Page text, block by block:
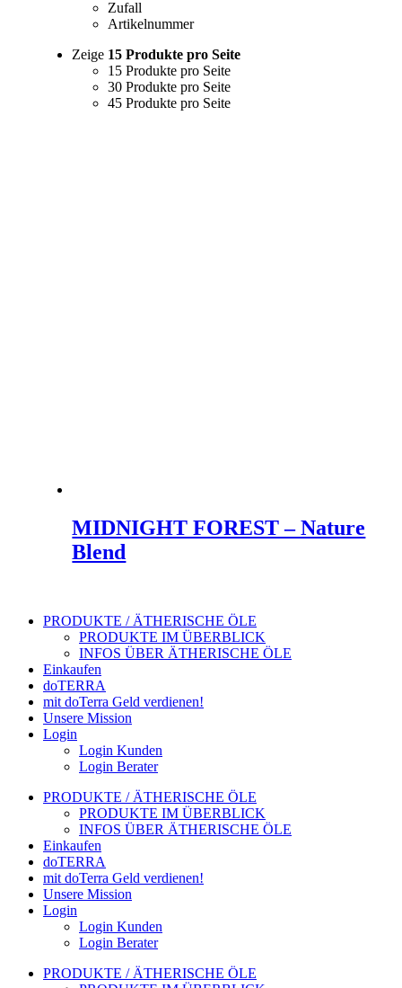
Zufall
Artikelnummer
Zeige 15 Produkte pro Seite
15 Produkte pro Seite
30 Produkte pro Seite
45 Produkte pro Seite
MIDNIGHT FOREST – Nature
Blend
PRODUKTE / ÄTHERISCHE ÖLE
PRODUKTE IM ÜBERBLICK
INFOS ÜBER ÄTHERISCHE ÖLE
Einkaufen
doTERRA
mit doTerra Geld verdienen!
Unsere Mission
Login
Login Kunden
Login Berater
PRODUKTE / ÄTHERISCHE ÖLE
PRODUKTE IM ÜBERBLICK
INFOS ÜBER ÄTHERISCHE ÖLE
Einkaufen
doTERRA
mit doTerra Geld verdienen!
Unsere Mission
Login
Login Kunden
Login Berater
PRODUKTE / ÄTHERISCHE ÖLE